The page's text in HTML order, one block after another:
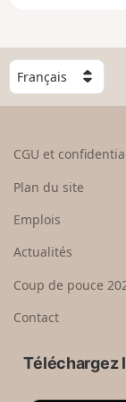
C
h
o
e
u
p
a
CGU et
Plan du site
Emplois
Actualités
Coup de pouce
Contact
Téléchargez